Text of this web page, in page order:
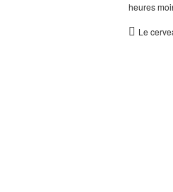
heures
 Le